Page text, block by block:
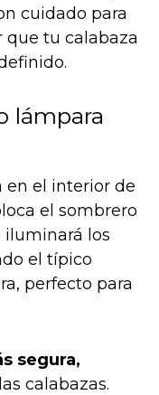
cuidado para
que tu calabaza
lámpara
en el interior de
el sombrero
iluminará los
el típico
perfecto para
segura,
calabazas.